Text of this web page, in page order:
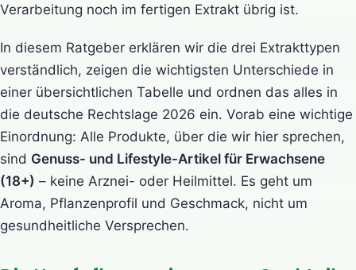
Verarbeitung noch im fertigen Extrakt übrig ist.
In diesem Ratgeber erklären wir die drei Extrakttypen
verständlich, zeigen die wichtigsten Unterschiede in
einer übersichtlichen Tabelle und ordnen das alles in
die deutsche Rechtslage 2026 ein. Vorab eine wichtige
Einordnung: Alle Produkte, über die wir hier sprechen,
sind Genuss- und Lifestyle-Artikel für Erwachsene
(18+) – keine Arznei- oder Heilmittel. Es geht um
Aroma, Pflanzenprofil und Geschmack, nicht um
gesundheitliche Versprechen.